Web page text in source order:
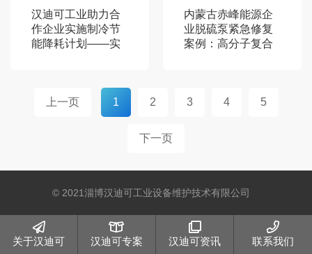
汉迪可工业助力合
作企业实施制冷节
能降耗计划——实
内蒙古赤峰能源企
业脱硫泵紧急修复
案例：高分子复合
上一页 1 2 3 4 5
下一页
© 2021淄博汉迪可工业设备维护技术有限公司
关于汉迪可 汉迪可专案 汉迪可资讯 联系我们